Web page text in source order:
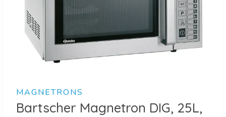
MAGNETRONS
Bartscher Magnetron DIG, 25L,